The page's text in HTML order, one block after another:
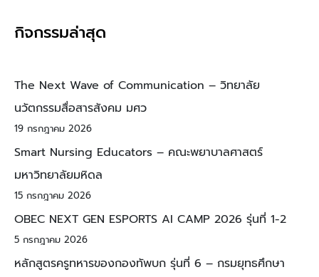
กิจกรรมล่าสุด
The Next Wave of Communication – วิทยาลัย
นวัตกรรมสื่อสารสังคม มศว
19 กรกฎาคม 2026
Smart Nursing Educators – คณะพยาบาลศาสตร์
มหาวิทยาลัยมหิดล
15 กรกฎาคม 2026
OBEC NEXT GEN ESPORTS AI CAMP 2026 รุ่นที่ 1-2
5 กรกฎาคม 2026
หลักสูตรครูทหารของกองทัพบก รุ่นที่ 6 – กรมยุทธศึกษา